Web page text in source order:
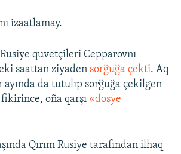
izaatlamay.
quvetçileri Cepparovnı
saattan ziyaden sorğuğa çekti. Aq
ayında da tutulıp sorğuğa çekilgen
oña qarşı «dosye
Qırım Rusiye tarafından ilhaq